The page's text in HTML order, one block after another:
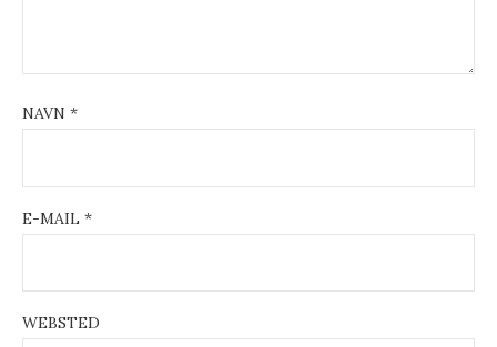
NAVN *
E-MAIL *
WEBSTED